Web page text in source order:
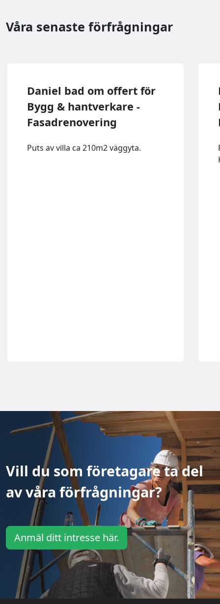
Våra senaste förfrågningar
Daniel bad om offert för
Bygg & hantverkare -
Fasadrenovering
Puts av villa ca 210m2 väggyta.
Vill du som företagare ta del
av våra förfrågningar?
Anmäl ditt intresse här.